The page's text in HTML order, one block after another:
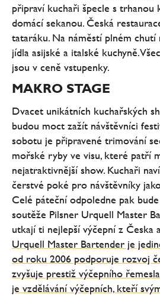
připraví kuchaři špecle s trhanou
domácí sekanou. Česká
tataráku. Na náměstí plném chutí
jídla asijské a italské kuchyně.
jsou v ceně vstupenky.
MAKRO STAGE
Dvacet unikátních kuchařských
budou moct zažít návštěvníci
sobotu je připravené trimování
mořské ryby ve visu, které patří
nejatraktivnější show. Kuchaři
čerstvé poké pro návštěvníky
Celé páteční odpoledne pak
soutěže Pilsner Urquell Master
utkají ti nejlepší výčepní z Česka
Urquell Master Bartender je
od roku 2006 podporuje rozvoj
zvyšuje prestiž výčepního
je vzdělávání výčepních, kteří